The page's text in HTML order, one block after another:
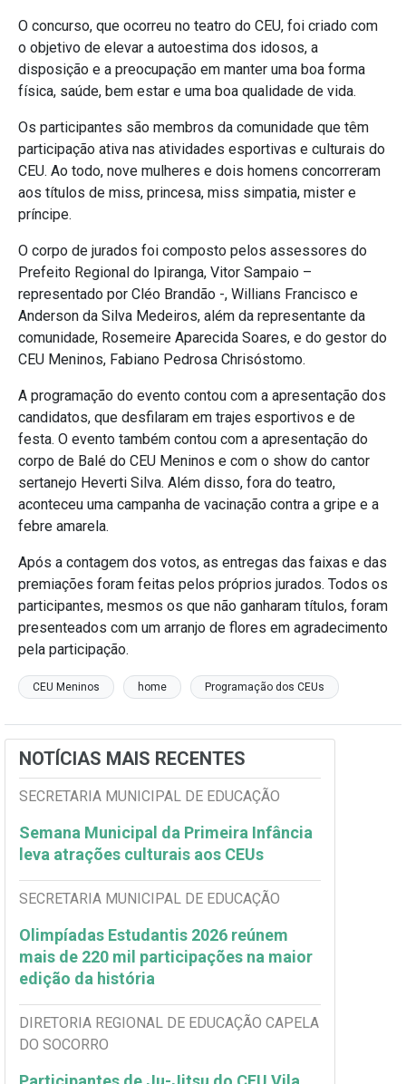
O concurso, que ocorreu no teatro do CEU, foi criado com
o objetivo de elevar a autoestima dos idosos, a
disposição e a preocupação em manter uma boa forma
física, saúde, bem estar e uma boa qualidade de vida.
Os participantes são membros da comunidade que têm
participação ativa nas atividades esportivas e culturais do
CEU. Ao todo, nove mulheres e dois homens concorreram
aos títulos de miss, princesa, miss simpatia, mister e
príncipe.
O corpo de jurados foi composto pelos assessores do
Prefeito Regional do Ipiranga, Vitor Sampaio –
representado por Cléo Brandão -, Willians Francisco e
Anderson da Silva Medeiros, além da representante da
comunidade, Rosemeire Aparecida Soares, e do gestor do
CEU Meninos, Fabiano Pedrosa Chrisóstomo.
A programação do evento contou com a apresentação dos
candidatos, que desfilaram em trajes esportivos e de
festa. O evento também contou com a apresentação do
corpo de Balé do CEU Meninos e com o show do cantor
sertanejo Heverti Silva. Além disso, fora do teatro,
aconteceu uma campanha de vacinação contra a gripe e a
febre amarela.
Após a contagem dos votos, as entregas das faixas e das
premiações foram feitas pelos próprios jurados. Todos os
participantes, mesmos os que não ganharam títulos, foram
presenteados com um arranjo de flores em agradecimento
pela participação.
CEU Meninos home Programação dos CEUs
NOTÍCIAS MAIS RECENTES
SECRETARIA MUNICIPAL DE EDUCAÇÃO
Semana Municipal da Primeira Infância
leva atrações culturais aos CEUs
SECRETARIA MUNICIPAL DE EDUCAÇÃO
Olimpíadas Estudantis 2026 reúnem
mais de 220 mil participações na maior
edição da história
DIRETORIA REGIONAL DE EDUCAÇÃO CAPELA
DO SOCORRO